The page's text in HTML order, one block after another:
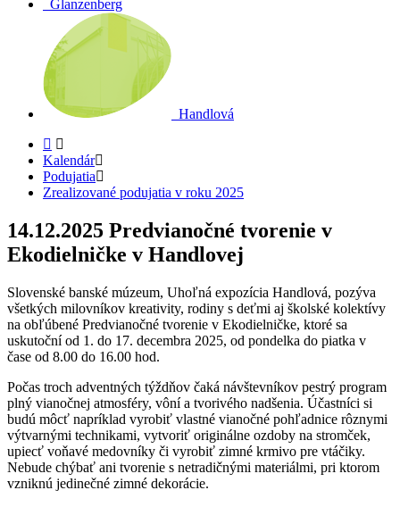
Glanzenberg
Handlová
Kalendár
Podujatia
Zrealizované podujatia v roku 2025
14.12.2025 Predvianočné tvorenie v
Ekodielničke v Handlovej
Slovenské banské múzeum, Uhoľná expozícia Handlová, pozýva
všetkých milovníkov kreativity, rodiny s deťmi aj školské kolektívy
na obľúbené Predvianočné tvorenie v Ekodielničke, ktoré sa
uskutoční od 1. do 17. decembra 2025, od pondelka do piatka v
čase od 8.00 do 16.00 hod.
Počas troch adventných týždňov čaká návštevníkov pestrý program
plný vianočnej atmosféry, vôní a tvorivého nadšenia. Účastníci si
budú môcť napríklad vyrobiť vlastné vianočné pohľadnice rôznymi
výtvarnými technikami, vytvoriť originálne ozdoby na stromček,
upiecť voňavé medovníky či vyrobiť zimné krmivo pre vtáčiky.
Nebude chýbať ani tvorenie s netradičnými materiálmi, pri ktorom
vzniknú jedinečné zimné dekorácie.